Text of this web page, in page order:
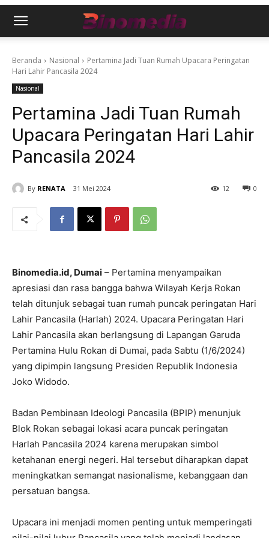
Beranda Nasional
Pertamina Jadi Tuan Rumah Upacara Peringatan
Hari Lahir Pancasila 2024
Nasional
Pertamina Jadi Tuan Rumah
Upacara Peringatan Hari Lahir
Pancasila 2024
By RENATA 31 Mei 2024 0
12
Binomedia.id, Dumai – Pertamina menyampaikan
apresiasi dan rasa bangga bahwa Wilayah Kerja Rokan
telah ditunjuk sebagai tuan rumah puncak peringatan Hari
Lahir Pancasila (Harlah) 2024. Upacara Peringatan Hari
Lahir Pancasila akan berlangsung di Lapangan Garuda
Pertamina Hulu Rokan di Dumai, pada Sabtu (1/6/2024)
yang dipimpin langsung Presiden Republik Indonesia
Joko Widodo.
Badan Pembinaan Ideologi Pancasila (BPIP) menunjuk
Blok Rokan sebagai lokasi acara puncak peringatan
Harlah Pancasila 2024 karena merupakan simbol
ketahanan energi negeri. Hal tersebut diharapkan dapat
meningkatkan semangat nasionalisme, kebanggaan dan
persatuan bangsa.
Upacara ini menjadi momen penting untuk memperingati